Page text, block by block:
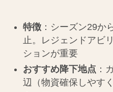
特徴：シーズン29か
止。レジェンドアビ
ションが重要
おすすめ降下地点 ：
辺（物資確保しやす